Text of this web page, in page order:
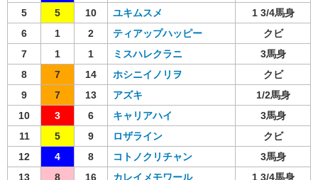
5
5 10 ユキムスメ
1 3/4馬身
6
1 2 ティアップハッピー
クビ
7
1 1 ミスハレクラニ
3馬身
8
7 14 ホシニイノリヲ
クビ
9
7 13 アズキ
1/2馬身
10
3 6 キャリアハイ
3馬身
11
5 9 ロザライン
クビ
12
4 8 コトノクリチャン
3馬身
13
8 16 カレイメモワール
1 3/4馬身